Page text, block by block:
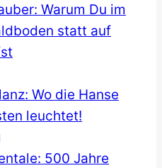
Warum Du im
statt auf
Wo die Hanse
leuchtet!
500 Jahre